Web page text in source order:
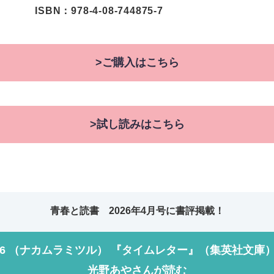
ISBN：978-4-08-744875-7
>ご購入はこちら
>試し読みはこちら
青春と読書 2026年4月号に書評掲載！
（ナカムラミツル） 『タイムレター』（集英社文庫
光野あやさんが読む